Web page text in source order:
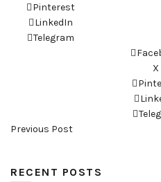
Pinterest
LinkedIn
Telegram
X
Previous Post
RECENT POSTS